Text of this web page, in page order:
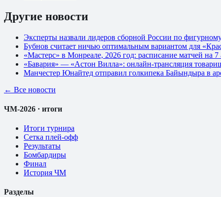
Другие новости
Эксперты назвали лидеров сборной России по
Бубнов считает ничью оптимальным вариантом для
«Мастерс» в Монреале, 2026 год: расписание матчей на 7
«Бавария» — «Астон Вилла»: онлайн-трансляция
Манчестер Юнайтед отправил голкипека Байындыра в
← Все новости
ЧМ-2026 · итоги
Итоги турнира
Сетка плей-офф
Результаты
Бомбардиры
Финал
История ЧМ
Разделы